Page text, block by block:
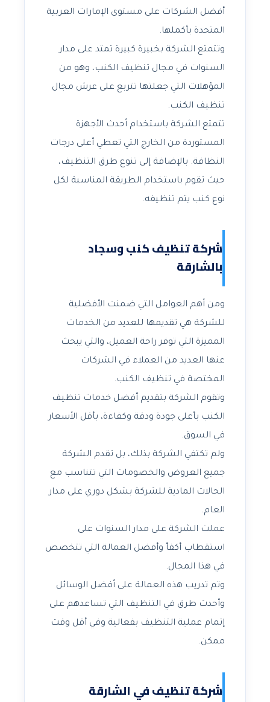
أفضل الشركات على مستوى الإمارات العربية
المتحدة بأكملها.
وتتمتع الشركة بخبيرة كبيرة تمتد على مدار
السنوات في مجال تنظيف الكنب، وهو من
المؤهلات التي جعلتها تتربع على عرش مجال
تنظيف الكنب.
تتمتع الشركة باستخدام أحدث الأجهزة
المستوردة من الخارج التي تعطي أعلى درجات
النظافة. بالإضافة إلى تنوع طرق التنظيف،
حيث تقوم باستخدام الطريقة المناسبة لكل
نوع كنب يتم تنظيفه.
شركة تنظيف كنب وسجاد
بالشارقة
ومن أهم العوامل التي ضمنت الأفضلية
للشركة هي تقديمها للعديد من الخدمات
المميزة التي توفر راحة العميل، والتي يبحث
عنها العديد من العملاء في الشركات
المختصة في تنظيف الكنب.
وتقوم الشركة بتقديم أفضل خدمات تنظيف
الكنب بأعلى جودة ودقة وكفاءة، بأقل الأسعار
في السوق.
ولم تكتفي الشركة بذلك، بل تقدم الشركة
جميع العروض والخصومات التي تتناسب مع
الحالات المادية للشركة بشكل دوري على مدار
العام.
عملت الشركة على مدار السنوات على
استقطاب أكفأ وأفضل العمالة التي تتخصص
في هذا المجال.
وتم تدريب هذه العمالة على أفضل الوسائل
وأحدث طرق في التنظيف التي تساعدهم على
إتمام عملية التنظيف بفعالية وفي أقل وقت
ممكن.
شركة تنظيف في الشارقة